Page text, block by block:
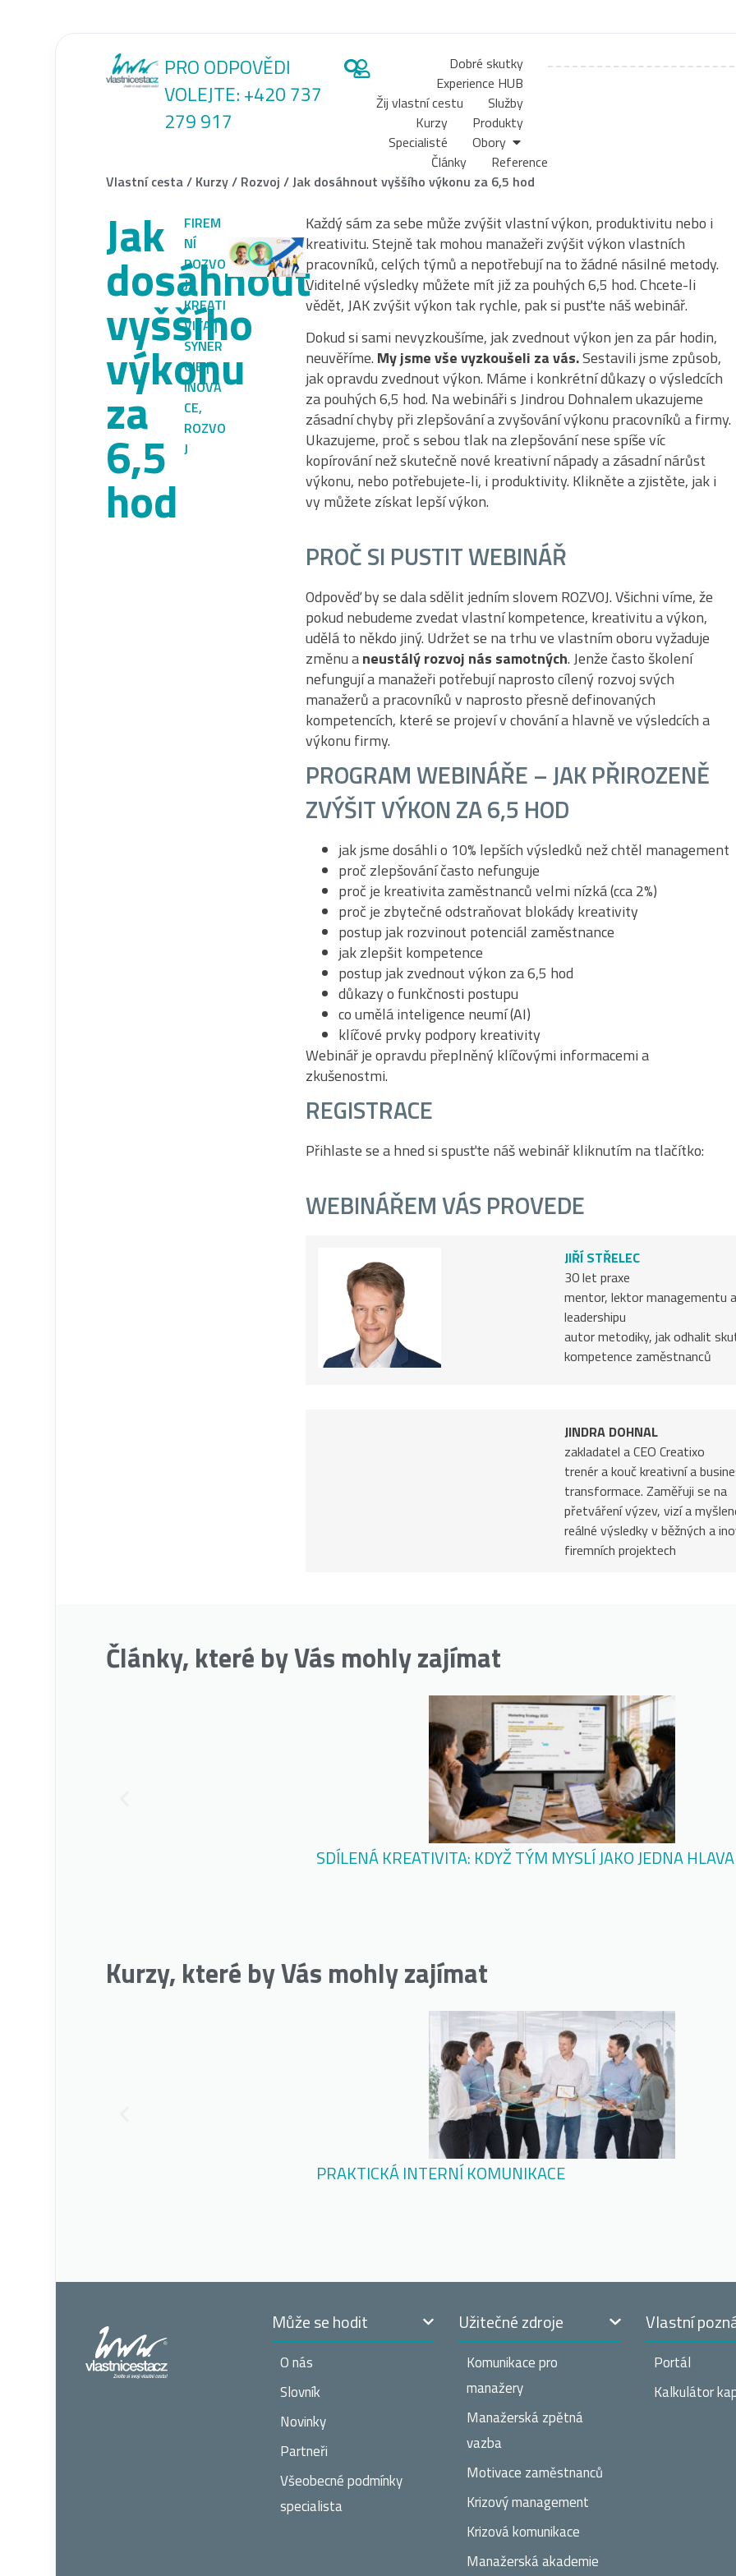
PRO ODPOVĚDI
VOLEJTE: +420 737
279 917
Dobré skutky
Experience HUB
Žij vlastní cestu
Služby
Kurzy
Produkty
Specialisté
Obory
Články
Reference
Vlastní cesta/ Kurzy/ Rozvoj /Jak dosáhnout vyššího výkonu za 6,5 hod
Jak
dosáhnout
vyššího
výkonu
za
6,5
hod
FIREM
NÍ
ROZVO
J,
KREATI
VITA |
SYNER
GIE |
INOVA
CE,
ROZVO
J
Každý sám za sebe může zvýšit vlastní výkon, produktivitu nebo i
kreativitu. Stejně tak mohou manažeři zvýšit výkon vlastních
pracovníků, celých týmů a nepotřebují na to žádné násilné metody.
Viditelné výsledky můžete mít již za pouhých 6,5 hod. Chcete-li
vědět, JAK zvýšit výkon tak rychle, pak si pusťte náš webinář.
Dokud si sami nevyzkoušíme, jak zvednout výkon jen za pár hodin,
neuvěříme. My jsme vše vyzkoušeli za vás.Sestavili jsme způsob,
jak opravdu zvednout výkon. Máme i konkrétní důkazy o výsledcích
za pouhých 6,5 hod. Na webináři s Jindrou Dohnalem ukazujeme
zásadní chyby při zlepšování a zvyšování výkonu pracovníků a firmy.
Ukazujeme, proč s sebou tlak na zlepšování nese spíše víc
kopírování než skutečně nové kreativní nápady a zásadní nárůst
výkonu, nebo potřebujete-li, i produktivity. Klikněte a zjistěte, jak i
vy můžete získat lepší výkon.
PROČ SI PUSTIT WEBINÁŘ
Odpověď by se dala sdělit jedním slovem ROZVOJ. Všichni víme, že
pokud nebudeme zvedat vlastní kompetence, kreativitu a výkon,
udělá to někdo jiný. Udržet se na trhu ve vlastním oboru vyžaduje
změnu aneustálý rozvoj nás samotných. Jenže často školení
nefungují a manažeři potřebují naprosto cílený rozvoj svých
manažerů a pracovníků v naprosto přesně definovaných
kompetencích, které se projeví v chování a hlavně ve výsledcích a
výkonu firmy.
PROGRAM WEBINÁŘE – JAK PŘIROZENĚ
ZVÝŠIT VÝKON ZA 6,5 HOD
jak jsme dosáhli o 10% lepších výsledků než chtěl management
proč zlepšování často nefunguje
proč je kreativita zaměstnanců velmi nízká (cca 2%)
proč je zbytečné odstraňovat blokády kreativity
postup jak rozvinout potenciál zaměstnance
jak zlepšit kompetence
postup jak zvednout výkon za 6,5 hod
důkazy o funkčnosti postupu
co umělá inteligence neumí (AI)
klíčové prvky podpory kreativity
Webinář je opravdu přeplněný klíčovými informacemi a
zkušenostmi.
REGISTRACE
Přihlaste se a hned si spusťte náš webinář kliknutím na tlačítko:
WEBINÁŘEM VÁS PROVEDE
JIŘÍ STŘELEC
30 let praxe
mentor, lektor managementu a
leadershipu
autor metodiky, jak odhalit
kompetence zaměstnanců
JINDRA DOHNAL
zakladatel a CEO Creatixo
trenér a kouč kreativní a
transformace. Zaměřuji se na
přetváření výzev, vizí a
reálné výsledky v běžných a
firemních projektech
Články, které by Vás mohly zajímat
SDÍLENÁ KREATIVITA: KDYŽ TÝM MYSLÍ JAKO JEDNA HLAVA
Kurzy, které by Vás mohly zajímat
PRAKTICKÁ INTERNÍ KOMUNIKACE
Může se hodit
O nás
Slovník
Novinky
Partneři
Všeobecné podmínky
specialista
Užitečné zdroje
Komunikace pro
manažery
Manažerská zpětná
vazba
Motivace zaměstnanců
Krizový management
Krizová komunikace
Manažerská akademie
Vlastní
Portál
Kalkulátor